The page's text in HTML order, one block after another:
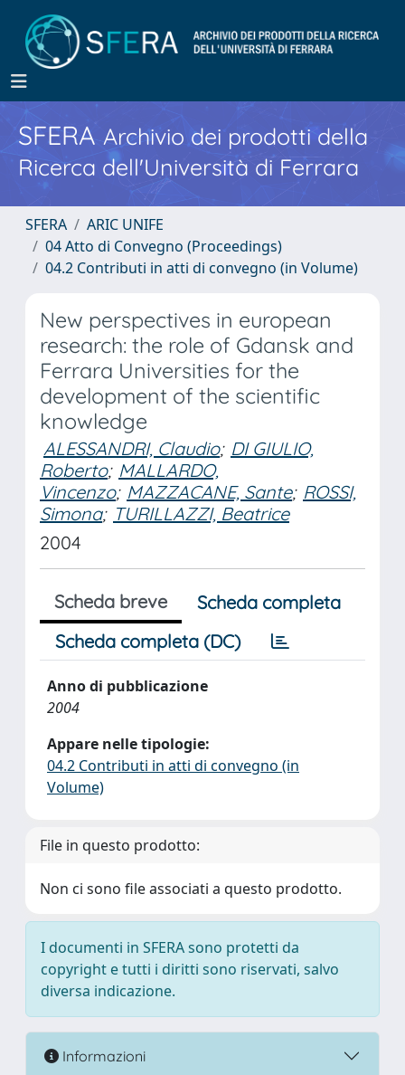
SFERA Archivio dei prodotti della
Ricerca dell'Università di Ferrara
SFERA
ARIC UNIFE
04 Atto di Convegno (Proceedings)
04.2 Contributi in atti di convegno (in Volume)
New perspectives in european
research: the role of Gdansk and
Ferrara Universities for the
development of the scientific
knowledge
ALESSANDRI, Claudio; DI GIULIO,
Roberto; MALLARDO,
Vincenzo; MAZZACANE, Sante; ROSSI,
Simona; TURILLAZZI, Beatrice
2004
Scheda breve
Scheda completa
Scheda completa (DC)
Anno di pubblicazione
2004
Appare nelle tipologie:
04.2 Contributi in atti di convegno (in
Volume)
File in questo prodotto:
Non ci sono file associati a questo prodotto.
I documenti in SFERA sono protetti da
copyright e tutti i diritti sono riservati, salvo
diversa indicazione.
Informazioni